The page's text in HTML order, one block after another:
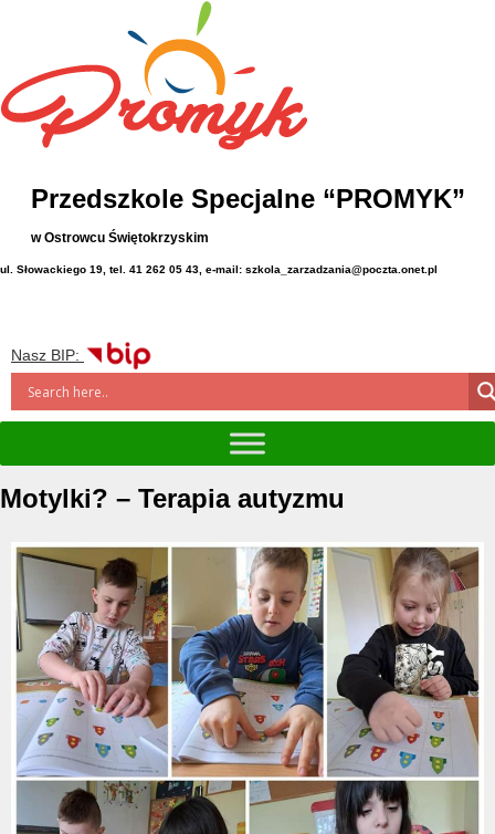
Przedszkole Specjalne “PROMYK”
w Ostrowcu Świętokrzyskim
ul. Słowackiego 19, tel. 41 262 05 43, e-mail: szkola_zarzadzania@poczta.onet.pl
Nasz BIP:
Motylki? – Terapia autyzmu